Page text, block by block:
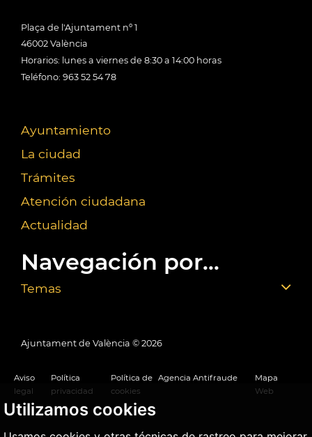
Utilizamos cookies
Plaça de l'Ajuntament nº 1
46002 València
Horarios: lunes a viernes de 8:30 a 14:00 horas
Teléfono: 963 52 54 78
Ayuntamiento
La ciudad
Trámites
Atención ciudadana
Actualidad
Navegación por...
Temas
Ajuntament de València © 2026
Aviso
legal
Política
privacidad
Política de
cookies
Agencia Antifraude
Mapa
Web